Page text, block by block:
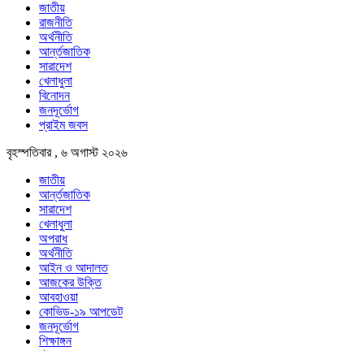
জাতীয়
রাজনীতি
অর্থনীতি
আর্ন্তজাতিক
সারাদেশ
খেলাধুলা
বিনোদন
জনদূর্ভোগ
প্রাইম জবস
বৃহস্পতিবার , ৬ অগাস্ট ২০২৬
জাতীয়
আর্ন্তজাতিক
সারাদেশ
খেলাধুলা
অপরাধ
অর্থনীতি
আইন ও আদালত
আজকের উক্তি
আবহাওয়া
কোভিড-১৯ আপডেট
জনদূর্ভোগ
শিক্ষাঙ্গন